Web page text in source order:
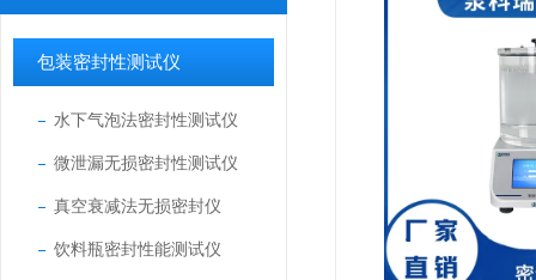
包装密封性测试仪
水下气泡法密封性测试仪
微泄漏无损密封性测试仪
真空衰减法无损密封仪
饮料瓶密封性能测试仪